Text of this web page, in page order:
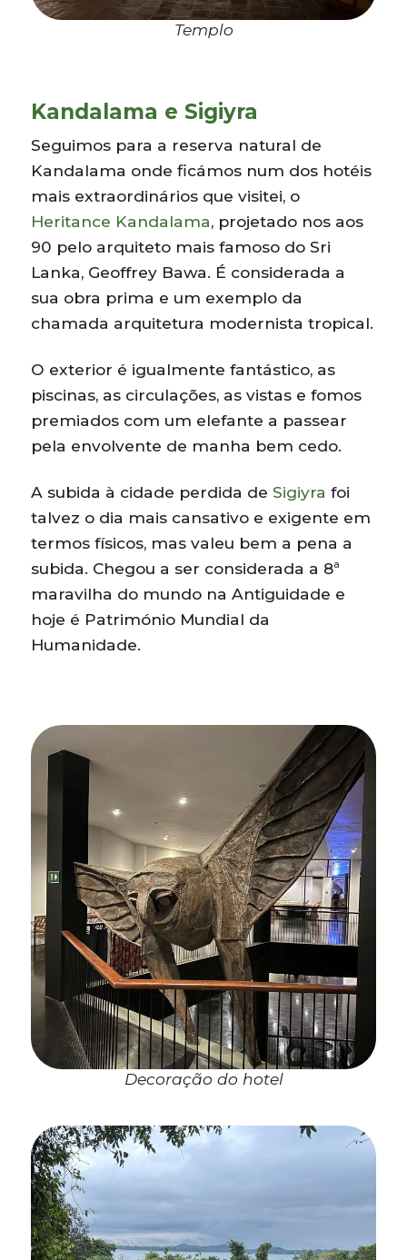
Templo
Kandalama e Sigiyra
Seguimos para a reserva natural de
Kandalama onde ficámos num dos hotéis
mais extraordinários que visitei, o
Heritance Kandalama, projetado nos aos
90 pelo arquiteto mais famoso do Sri
Lanka, Geoffrey Bawa. É considerada a
sua obra prima e um exemplo da
chamada arquitetura modernista tropical.
O exterior é igualmente fantástico, as
piscinas, as circulações, as vistas e fomos
premiados com um elefante a passear
pela envolvente de manha bem cedo.
A subida à cidade perdida deSigiyrafoi
talvez o dia mais cansativo e exigente em
termos físicos, mas valeu bem a pena a
subida. Chegou a ser considerada a 8ª
maravilha do mundo na Antiguidade e
hoje é Património Mundial da
Humanidade.
Decoração do hotel